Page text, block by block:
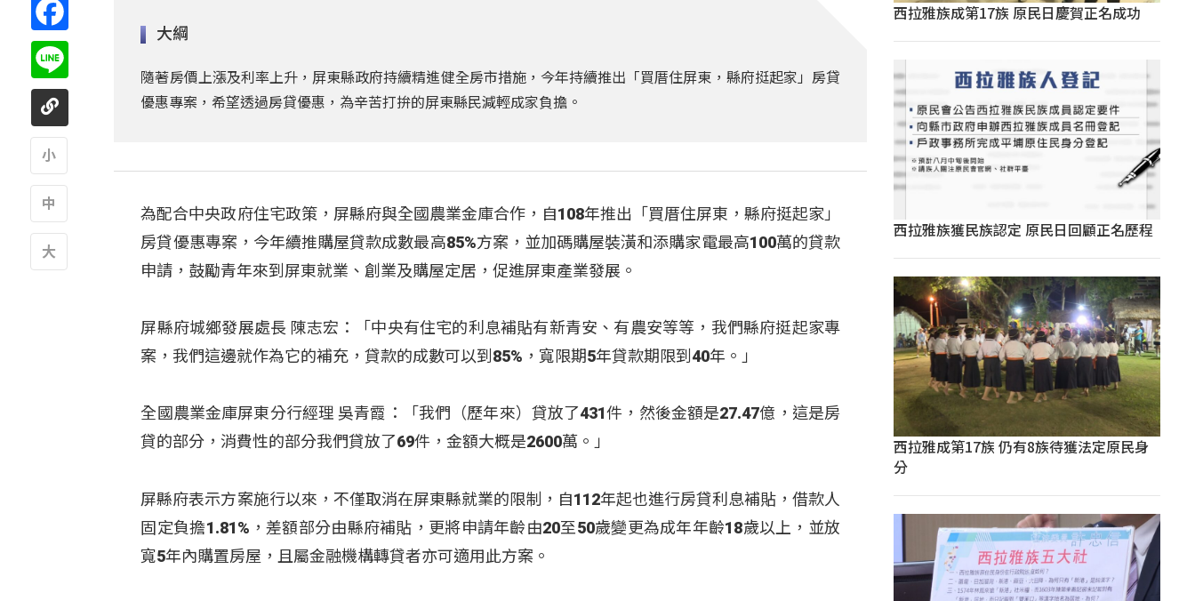
大綱
隨著房價上漲及利率上升，屏東縣政府持續精進健全房市措施，今年持續推出「買厝住屏東，縣府挺起家」房貸
優惠專案，希望透過房貸優惠，為辛苦打拚的屏東縣民減輕成家負擔。
為配合中央政府住宅政策，屏縣府與全國農業金庫合作，自108年推出「買厝住屏東，縣府挺起家」
房貸優惠專案，今年續推購屋貸款成數最高85%方案，並加碼購屋裝潢和添購家電最高100萬的貸款
申請，鼓勵青年來到屏東就業、創業及購屋定居，促進屏東產業發展。
屏縣府城鄉發展處長 陳志宏：「中央有住宅的利息補貼有新青安、有農安等等，我們縣府挺起家專
案，我們這邊就作為它的補充，貸款的成數可以到85%，寬限期5年貸款期限到40年。」
全國農業金庫屏東分行經理 吳青霞：「我們（歷年來）貸放了431件，然後金額是27.47億，這是房
貸的部分，消費性的部分我們貸放了69件，金額大概是2600萬。」
屏縣府表示方案施行以來，不僅取消在屏東縣就業的限制，自112年起也進行房貸利息補貼，借款人
固定負擔1.81%，差額部分由縣府補貼，更將申請年齡由20至50歲變更為成年年齡18歲以上，並放
寬5年內購置房屋，且屬金融機構轉貸者亦可適用此方案。
西拉雅族成第17族 原民日慶賀正名成功
西拉雅族獲民族認定 原民日回顧正名歷程
西拉雅成第17族 仍有8族待獲法定原民身
分